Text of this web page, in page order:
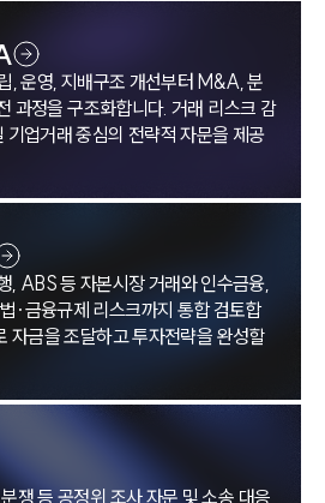
, 운영, 지배구조 개선부터 M&A, 분
과정을 구조화합니다. 거래 리스크 감
기업거래 중심의 전략적 자문을 제공
, ABS 등 자본시장 거래와 인수금융,
·금융규제 리스크까지 통합 검토합
자금을 조달하고 투자전략을 완성할
쟁 등 공정위 조사 자문 및 소송 대응